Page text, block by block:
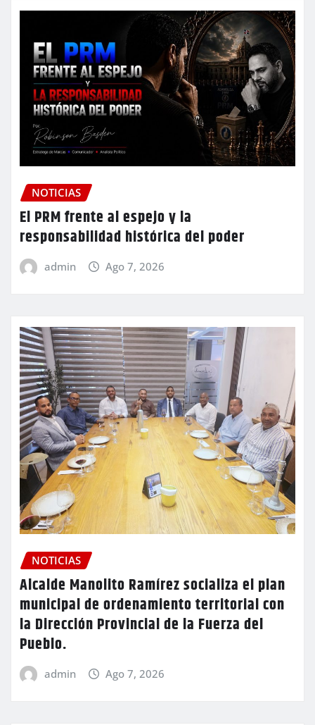
NOTICIAS
El PRM frente al espejo y la
responsabilidad histórica del poder
admin Ago 7, 2026
NOTICIAS
Alcalde Manolito Ramírez socializa el plan
municipal de ordenamiento territorial con
la Dirección Provincial de la Fuerza del
Pueblo.
admin Ago 7, 2026